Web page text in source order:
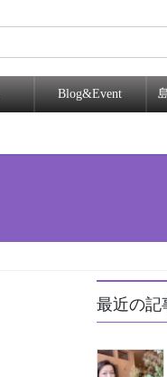
Blog&Event
最近の記